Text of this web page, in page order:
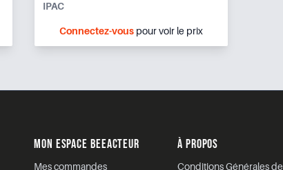
IPAC
Connectez-vouspour voir le prix
MON ESPACE BEEACTEUR
Mes commandes
À PROPOS
Conditions Générales de